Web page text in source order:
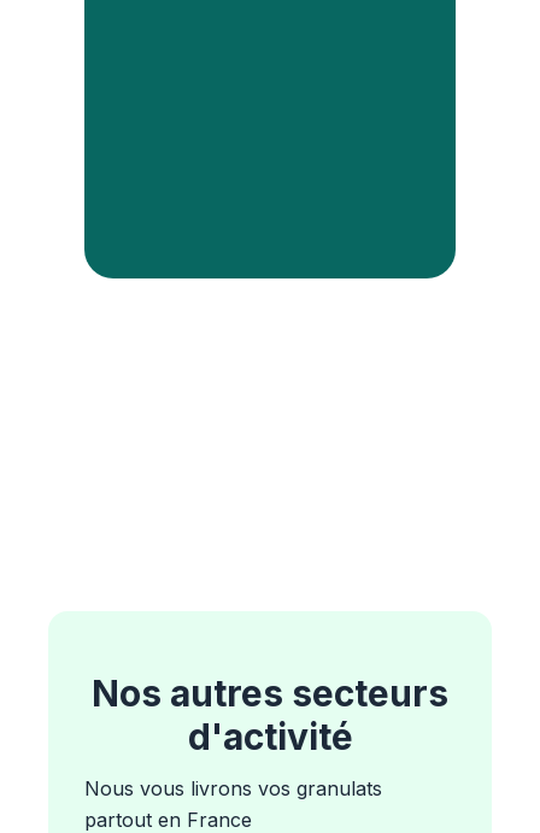
Nos autres secteurs
d'activité
Nous vous livrons vos granulats
partout en France